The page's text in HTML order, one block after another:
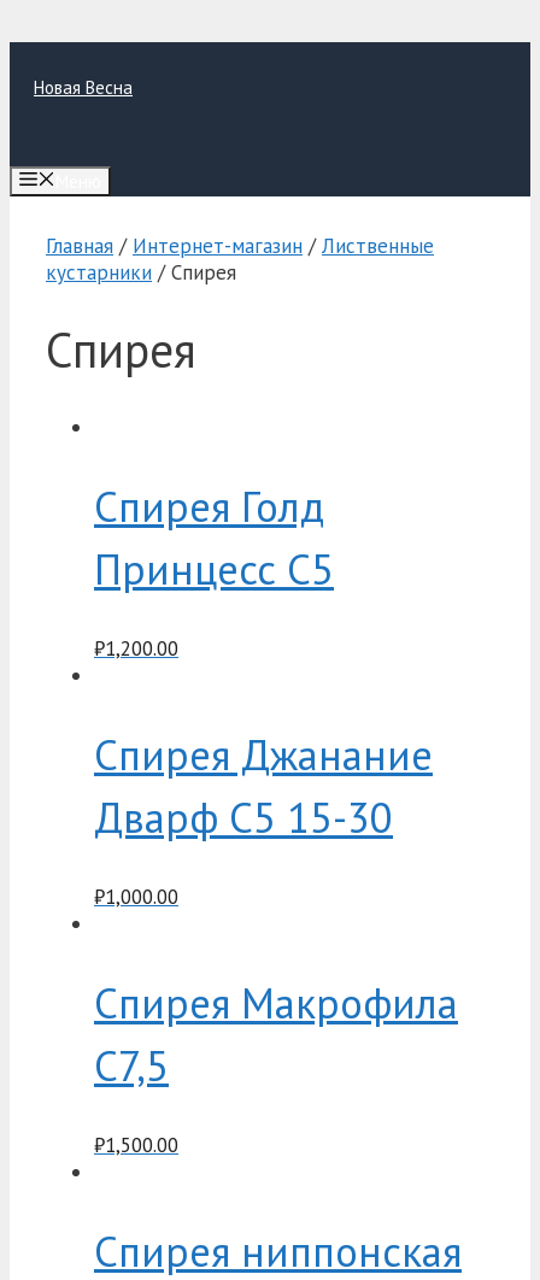
Новая Весна
Главная / Интернет-магазин /Лиственные
кустарники / Спирея
Спирея
Спирея Голд
Принцесс C5
₽1,200.00
Спирея Джанание
Дварф C5 15-30
₽1,000.00
Спирея Макрофила
C7,5
₽1,500.00
Спирея ниппонская